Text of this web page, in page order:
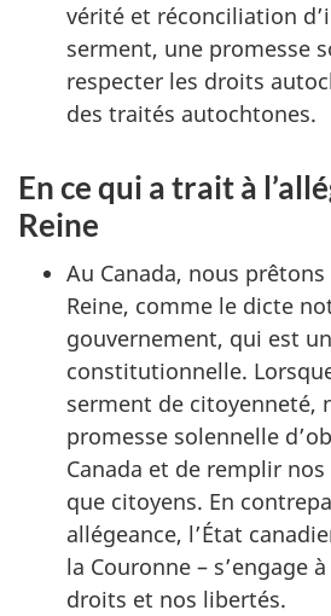
vérité et réconciliation
serment, une promesse
respecter les droits
des traités autochtones.
En ce qui a trait à
Reine
Au Canada, nous
Reine, comme le dicte
gouvernement, qui est
constitutionnelle.
serment de citoyenneté,
promesse solennelle
Canada et de remplir
que citoyens. En
allégeance, l’État
la Couronne – s’engage
droits et nos libertés.